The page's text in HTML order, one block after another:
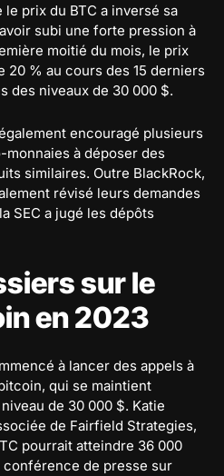
prix du BTC a inversé sa
subi une forte pression à
moitié du mois, le prix
20 % au cours des 15 derniers
des niveaux de 30 000 $.
encouragé plusieurs
à déposer des
similaires. Outre BlackRock,
révisé leurs demandes
SEC a jugé les dépôts
sur le
en 2023
à lancer des appels à
qui se maintient
de 30 000 $. Katie
de Fairfield Strategies,
pourrait atteindre 36 000
de presse sur